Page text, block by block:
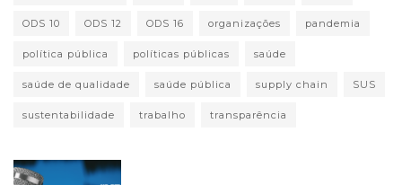
ODS 10 ODS 12 ODS 16 organizações pandemia
política pública políticas públicas saúde
saúde de qualidade saúde pública supply chain SUS
sustentabilidade trabalho transparência